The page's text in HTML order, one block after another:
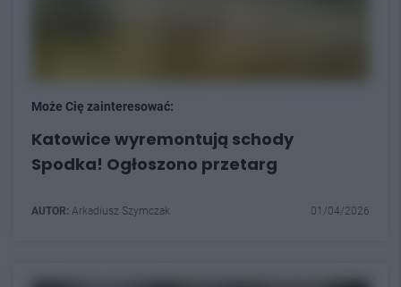
Może Cię zainteresować:
Katowice wyremontują schody
Spodka! Ogłoszono przetarg
AUTOR: Arkadiusz Szymczak 01/04/2026